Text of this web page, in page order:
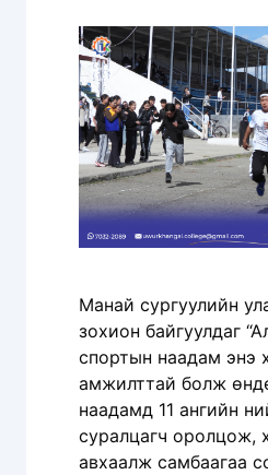
Манай сургуулийн
зохион байгуулдаг
спортын наадам энэ
амжилттай болж
наадамд 11 ангийн
суралцагч оролцож,
авхаалж самбаагаа